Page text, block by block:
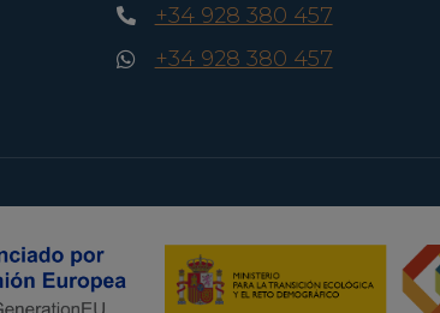
+34 928 380 457
+34 928 380 457